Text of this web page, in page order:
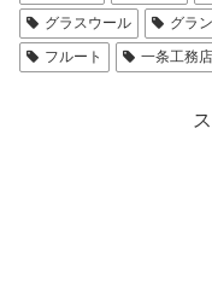
グラスウール
グラ
フルート
一条工務店